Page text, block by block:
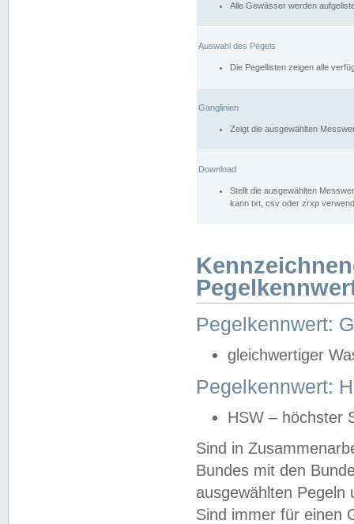
Alle Gewässer werden
Auswahl des Pegels
Die Pegellisten zeigen alle
Ganglinien
Zeigt die ausgewählten
Download
Stellt die ausgewählten
kann txt, csv oder zrxp
Pegelkennwert:
gleichwertiger
Pegelkennwert:
HSW – höchster
Sind in
Bundes mit den
ausgewählten
Sind immer für einen